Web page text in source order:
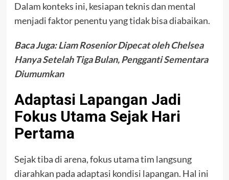
Dalam konteks ini, kesiapan teknis dan mental
menjadi faktor penentu yang tidak bisa diabaikan.
Baca Juga:Liam Rosenior Dipecat oleh Chelsea
Hanya Setelah Tiga Bulan, Pengganti Sementara
Diumumkan
Adaptasi Lapangan Jadi
Fokus Utama Sejak Hari
Pertama
Sejak tiba di arena, fokus utama tim langsung
diarahkan pada adaptasi kondisi lapangan. Hal ini